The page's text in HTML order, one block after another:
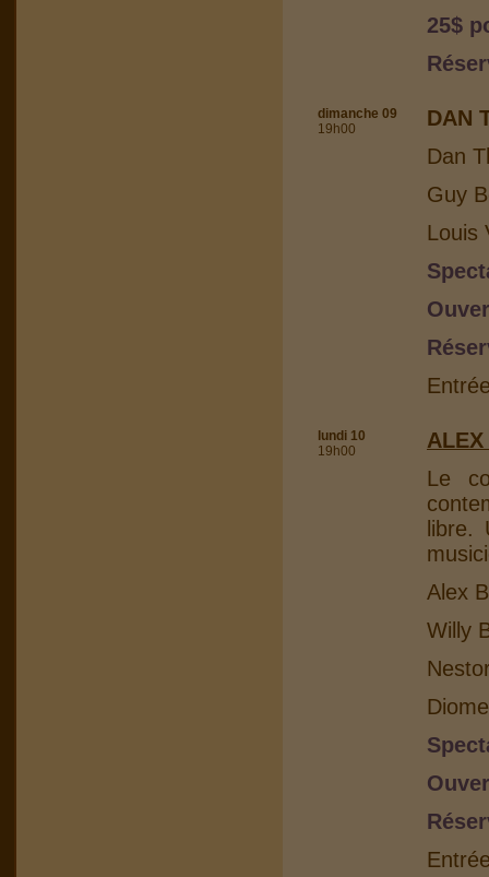
25$
dimanche 09
19h00
DAN
Dan
Guy
Louis
lundi 10
19h00
Le
libre.
Alex
Willy